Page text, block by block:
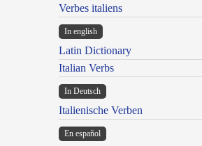
Verbes italiens
In english
Latin Dictionary
Italian Verbs
In Deutsch
Italienische Verben
En español